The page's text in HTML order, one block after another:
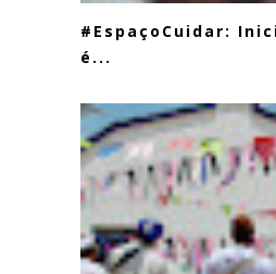
#EspaçoCuidar:
é...